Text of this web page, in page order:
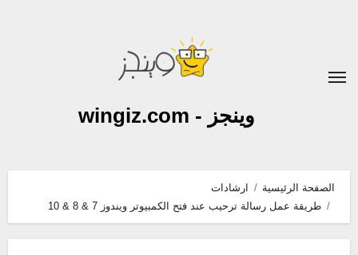
وينجز - wingiz.com
الصفحة الرئيسية
ارشادات
طريقة عمل رسالة ترحيب عند فتح الكمبيوتر ويندوز 7 & 8 & 10